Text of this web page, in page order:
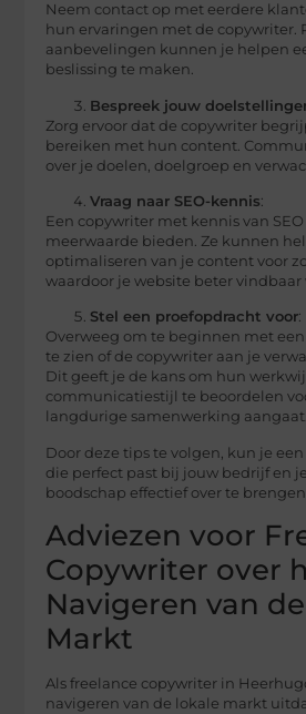
Neem contact op met eerdere
hun ervaringen met de copywriter.
aanbevelingen kunnen je helpen
beslissing te maken.
Bespreek jouw
Zorg ervoor dat de copywriter
bereiken met hun content.
over je doelen, doelgroep en
Vraag naar SEO-kennis:
Een copywriter met kennis van
meerwaarde bieden. Ze kunnen
optimaliseren van je content voor
waardoor je website beter vindbaar
Stel een proefopdracht voor:
Overweeg om te beginnen met
te zien of de copywriter aan je
Dit geeft je de kans om hun
communicatiestijl te beoordelen
langdurige samenwerking aangaat.
Door deze tips te volgen, kun je
die perfect past bij jouw bedrijf en
boodschap effectief over te brengen.
Adviezen voor
Copywriter over
Navigeren van
Markt
Als freelance copywriter in
navigeren van de lokale markt